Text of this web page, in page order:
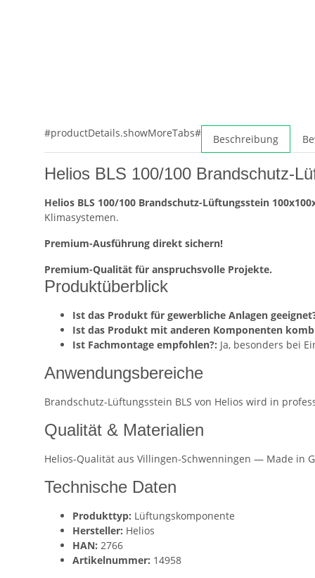
#productDetails.showMoreTabs# Beschreibung
Helios BLS 100/100 Brandschutz-
Helios BLS 100/100 Brandschutz-Lüftungsstein
Klimasystemen.
Premium-Ausführung direkt sichern!
Premium-Qualität für anspruchsvolle Projekte.
Produktüberblick
Ist das Produkt für gewerbliche Anlagen
Ist das Produkt mit anderen Komponenten
Ist Fachmontage empfohlen?: Ja, besonders bei
Anwendungsbereiche
Brandschutz-Lüftungsstein BLS von Helios wird in
Qualität & Materialien
Helios-Qualität aus Villingen-Schwenningen — Made in
Technische Daten
Produkttyp: Lüftungskomponente
Hersteller: Helios
HAN: 2766
Artikelnummer: 14958